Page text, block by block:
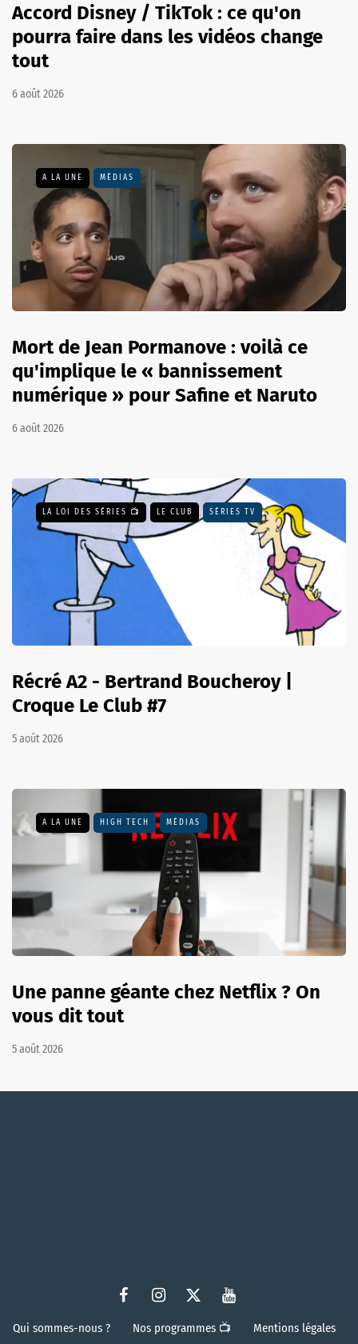
Accord Disney / TikTok : ce qu'on
pourra faire dans les vidéos change
tout
6 août 2026
A LA UNE MÉDIAS
Mort de Jean Pormanove : voilà ce
qu'implique le « bannissement
numérique » pour Safine et Naruto
6 août 2026
LA LOI DES SÉRIES 📺 LE CLUB SÉRIES TV
Récré A2 - Bertrand Boucheroy |
Croque Le Club #7
5 août 2026
A LA UNE HIGH TECH MÉDIAS
Une panne géante chez Netflix ? On
vous dit tout
5 août 2026
Qui sommes-nous ? Nos programmes 📺
Mentions légales